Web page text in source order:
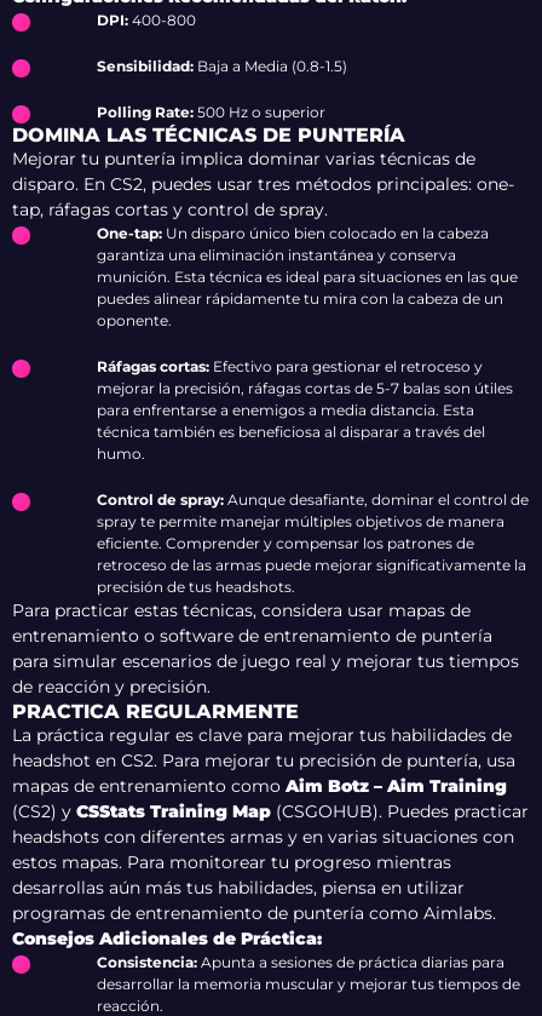
DPI: 400-800
Sensibilidad: Baja a Media (0.8-1.5)
Polling Rate: 500 Hz o superior
DOMINA LAS TÉCNICAS DE PUNTERÍA
Mejorar tu puntería implica dominar varias técnicas de
disparo. En CS2, puedes usar tres métodos principales: one-
tap, ráfagas cortas y control de spray.
One-tap: Un disparo único bien colocado en la cabeza
garantiza una eliminación instantánea y conserva
munición. Esta técnica es ideal para situaciones en las que
puedes alinear rápidamente tu mira con la cabeza de un
oponente.
Ráfagas cortas: Efectivo para gestionar el retroceso y
mejorar la precisión, ráfagas cortas de 5-7 balas son útiles
para enfrentarse a enemigos a media distancia. Esta
técnica también es beneficiosa al disparar a través del
humo.
Control de spray: Aunque desafiante, dominar el control de
spray te permite manejar múltiples objetivos de manera
eficiente. Comprender y compensar los patrones de
retroceso de las armas puede mejorar significativamente la
precisión de tus headshots.
Para practicar estas técnicas, considera usar mapas de
entrenamiento o software de entrenamiento de puntería
para simular escenarios de juego real y mejorar tus tiempos
de reacción y precisión.
PRACTICA REGULARMENTE
La práctica regular es clave para mejorar tus habilidades de
headshot en CS2. Para mejorar tu precisión de puntería, usa
mapas de entrenamiento como Aim Botz – Aim Training
(CS2) y CSStats Training Map (CSGOHUB). Puedes practicar
headshots con diferentes armas y en varias situaciones con
estos mapas. Para monitorear tu progreso mientras
desarrollas aún más tus habilidades, piensa en utilizar
programas de entrenamiento de puntería como Aimlabs.
Consejos Adicionales de Práctica:
Consistencia: Apunta a sesiones de práctica diarias para
desarrollar la memoria muscular y mejorar tus tiempos de
reacción.